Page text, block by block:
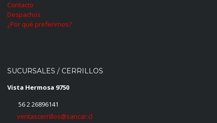
Contacto
Despachos
¿Por qué preferirnos?
SUCURSALES / CERRILLOS
Vista Hermosa 9750
56 2 26896141
ventascerrillos@sancar.cl